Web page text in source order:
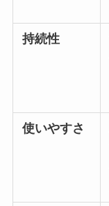
持続性
使いやすさ